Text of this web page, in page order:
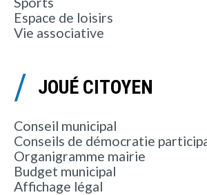
Espace de loisirs
Vie associative
JOUÉ CITOYEN
Conseil municipal
Conseils de démocratie
Organigramme mairie
Budget municipal
Affichage légal